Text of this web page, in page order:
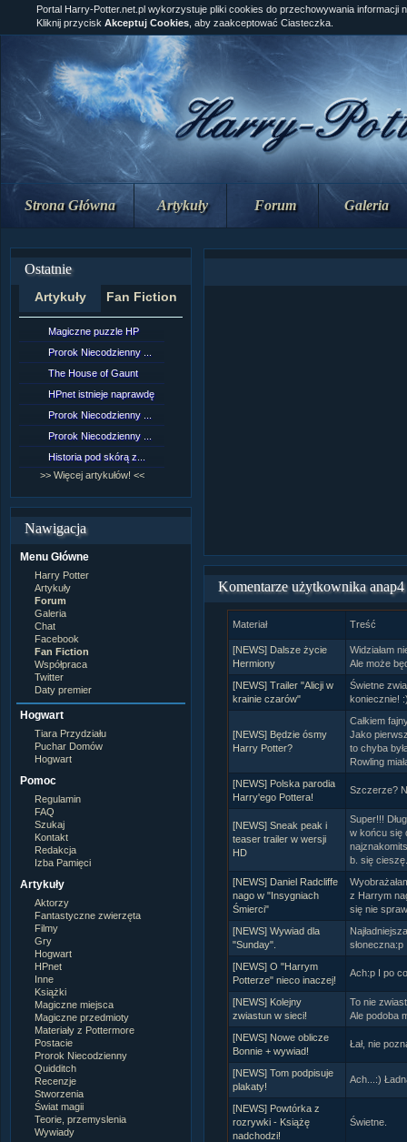
Strona Główna Artykuły Forum Galeria
Ostatnie
Artykuły Fan Fiction
Magiczne puzzle HP
Prorok Niecodzienny ...
The House of Gaunt
HPnet istnieje naprawdę
Prorok Niecodzienny ...
Prorok Niecodzienny ...
Historia pod skórą z...
>> Więcej artykułów! <<
Nawigacja
Menu Główne
Harry Potter
Artykuły
Forum
Galeria
Chat
Facebook
Fan Fiction
Współpraca
Twitter
Daty premier
Hogwart
Tiara Przydziału
Puchar Domów
Hogwart
Pomoc
Regulamin
FAQ
Szukaj
Kontakt
Redakcja
Izba Pamięci
Artykuły
Aktorzy
Fantastyczne zwierzęta
Filmy
Gry
Hogwart
HPnet
Inne
Książki
Magiczne miejsca
Magiczne przedmioty
Materiały z Pottermore
Postacie
Prorok Niecodzienny
Quidditch
Recenzje
Stworzenia
Świat magii
Teorie, przemyslenia
Wywiady
Portal Harry-Potter.net.pl wykorzystuje pliki cookies do przechowywania informacji
Kliknij przycisk Akceptuj Cookies , aby zaakceptować Ciasteczka.
Komentarze użytkownika anap4
Materiał Treść
[NEWS] Dalsze życie
Hermiony
Widziałam
Ale może
[NEWS] Trailer "Alicji w
krainie czarów"
Świetne
koniecznie!
[NEWS] Będzie ósmy
Harry Potter?
Całkiem
Jako
to chyba
Rowling
[NEWS] Polska parodia
Harry'ego Pottera!
Szczerze?
[NEWS] Sneak peak i
teaser trailer w wersji
HD
Super!!!
w końcu się
b. się
[NEWS] Daniel Radcliffe
nago w "Insygniach
Śmierci"
z Harrym
się nie
[NEWS] Wywiad dla
"Sunday".
słoneczna:p
[NEWS] O "Harrym
Potterze" nieco inaczej!
Ach:p I po
[NEWS] Kolejny
zwiastun w sieci!
To nie
Ale podoba
[NEWS] Nowe oblicze
Bonnie + wywiad!
Łał, nie
[NEWS] Tom podpisuje
plakaty!
Ach...:)
[NEWS] Powtórka z
rozrywki - Książę
nadchodzi!
Świetne.